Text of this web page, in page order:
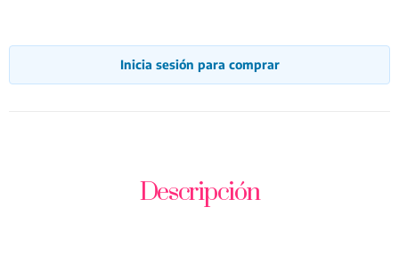
Inicia sesión para comprar
Descripción